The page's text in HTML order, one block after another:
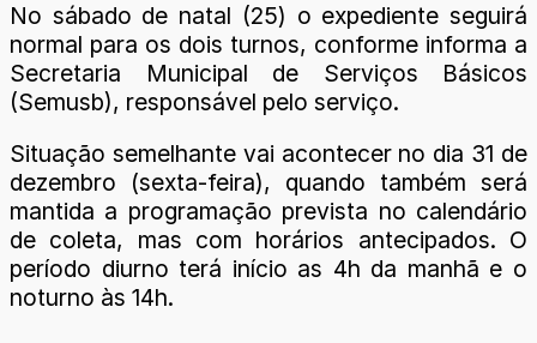
No sábado de natal (25) o expediente seguirá
normal para os dois turnos, conforme informa a
Secretaria Municipal de Serviços Básicos
(Semusb), responsável pelo serviço.
Situação semelhante vai acontecer no dia 31 de
dezembro (sexta-feira), quando também será
mantida a programação prevista no calendário
de coleta, mas com horários antecipados. O
período diurno terá início as 4h da manhã e o
noturno às 14h.